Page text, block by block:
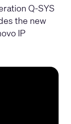
Q-SYS
the new
IP